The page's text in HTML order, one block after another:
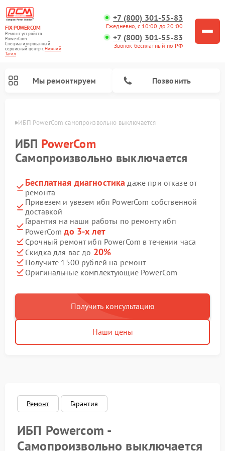
FIX-POWERCOM
Ремонт устройств
PowerCom
Специализированный
cервисный центр г.Нижний
Тагил
+7 (800) 301-55-83
Ежедневно, с 10:00 до 20:00
+7 (800) 301-55-83
Звонок бесплатный по РФ
Мы ремонтируем Позвонить
ИБП PowerCom самопроизвольно выключается
ИБП PowerCom
Самопроизвольно выключается
Бесплатная диагностика даже при отказе от
ремонта
Привезем и увезем ибп PowerCom собственной
доставкой
Гарантия на наши работы по ремонту ибп
PowerComдо 3-х лет
Срочный ремонт ибп PowerCom в течении часа
Скидка для вас до 20%
Получите 1500 рублей на ремонт
Оригинальные комплектующие PowerCom
Получить консультацию
Наши цены
Ремонт Гарантия
ИБП Powercom -
Самопроизвольно выключается